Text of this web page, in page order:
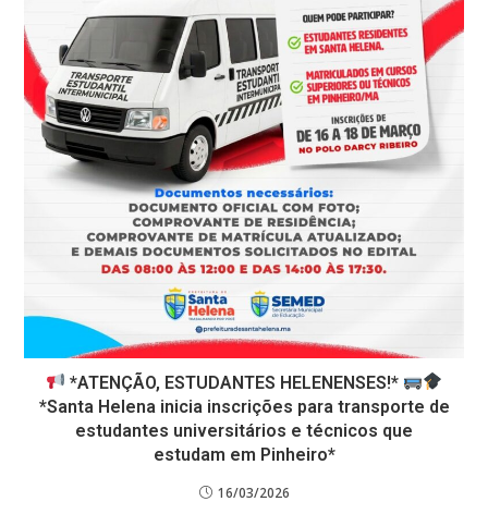
*ATENÇÃO, ESTUDANTES HELENENSES!*
*Santa Helena inicia inscrições para transporte de
estudantes universitários e técnicos que
estudam em Pinheiro*
16/03/2026